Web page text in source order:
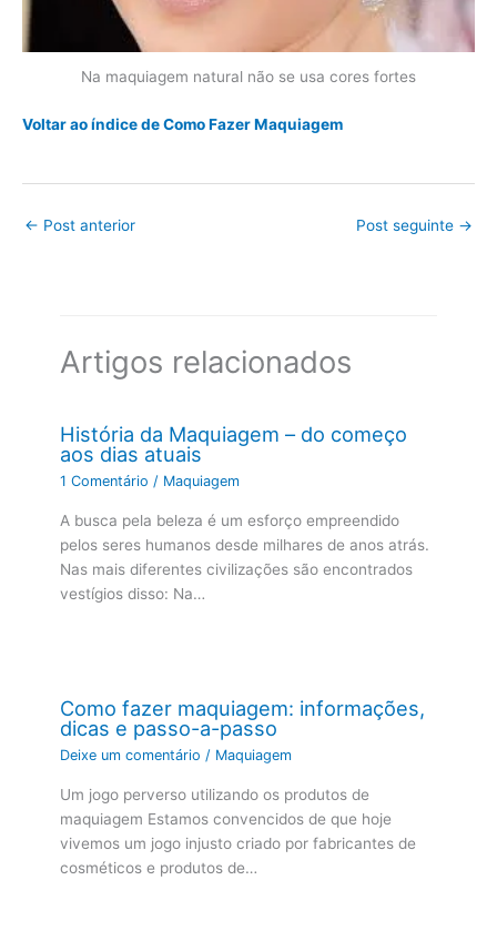
Na maquiagem natural não se usa cores fortes
Voltar ao índice de Como Fazer Maquiagem
← Post anterior Post seguinte →
Artigos relacionados
História da Maquiagem – do começo
aos dias atuais
1 Comentário / Maquiagem
A busca pela beleza é um esforço empreendido
pelos seres humanos desde milhares de anos atrás.
Nas mais diferentes civilizações são encontrados
vestígios disso: Na…
Como fazer maquiagem: informações,
dicas e passo-a-passo
Deixe um comentário / Maquiagem
Um jogo perverso utilizando os produtos de
maquiagem Estamos convencidos de que hoje
vivemos um jogo injusto criado por fabricantes de
cosméticos e produtos de…